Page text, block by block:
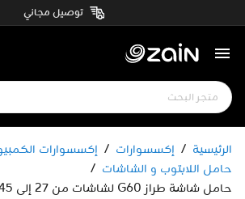
توصيل مجاني
الرئيسية / إكسسوارات / إكسسوارات
حامل اللابتوب و الشاشات /
حامل شاشة طراز G60 لشاشات من 27 إلى 45 إنش من نورث بايو